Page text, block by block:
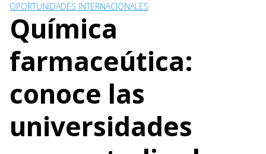
OPORTUNIDADES INTERNACIONALES
Química
farmaceútica:
conoce las
universidades